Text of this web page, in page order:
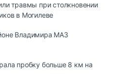
травмы при столкновении
в Могилеве
Владимира МАЗ
пробку больше 8 км на